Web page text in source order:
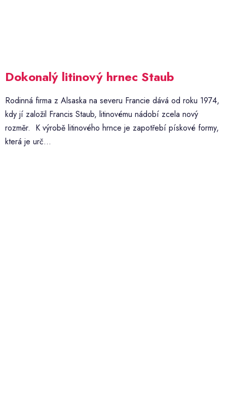
Dokonalý litinový hrnec Staub
Rodinná firma z Alsaska na severu Francie dává od roku 1974,
kdy jí založil Francis Staub, litinovému nádobí zcela nový
rozměr. K výrobě litinového hrnce je zapotřebí pískové formy,
která je urč...